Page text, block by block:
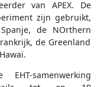
van APEX. De
zijn gebruikt,
de NOrthern
de Greenland
samenwerking